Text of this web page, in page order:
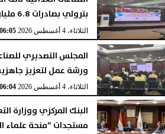
بترولي بصادرات 6.8 مليار دولار...
الثلاثاء، 4 أغسطس 2026 06:05 مـ
المجلس التصديري
ورشة عمل لتعزيز
الثلاثاء، 4 أغسطس 2026 06:04 مـ
البنك المركزي ووزارة
مستجدات ”منحة علماء